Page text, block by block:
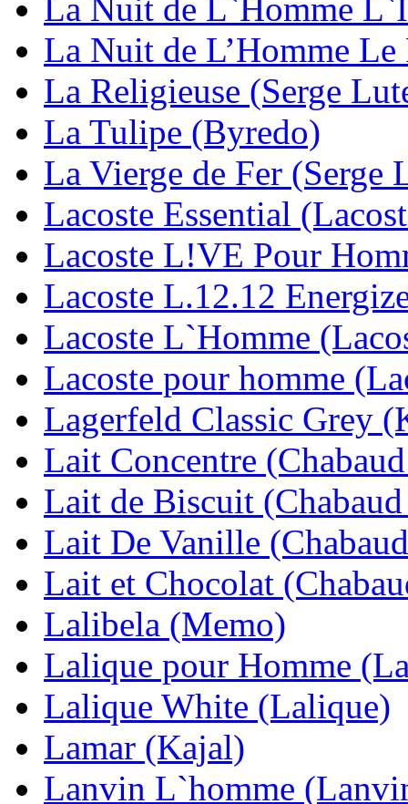
La Nuit de L`Homme
La Nuit de L’Homme
La Religieuse (Serge
La Tulipe (Byredo)
La Vierge de Fer (Serge
Lacoste Essential
Lacoste L!VE Pour
Lacoste L.12.12
Lacoste L`Homme
Lacoste pour homme
Lagerfeld Classic Grey
Lait Concentre
Lait de Biscuit
Lait De Vanille
Lait et Chocolat
Lalibela (Memo)
Lalique pour Homme
Lalique White (Lalique)
Lamar (Kajal)
Lanvin L`homme